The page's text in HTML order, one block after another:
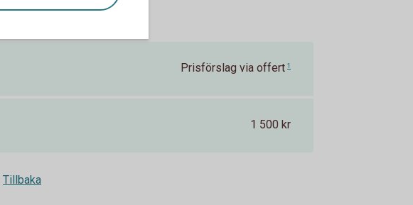
Prisförslag via offert 1
1 500 kr
Tillbaka